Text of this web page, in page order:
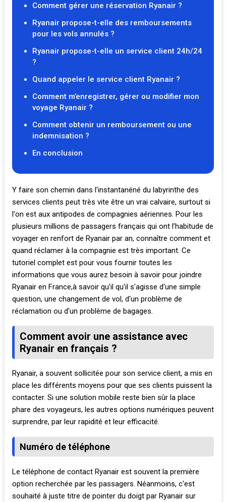
Comment gérer une réservation Ryanair ?
Ryanair propose-t-elle des remboursements
pour les vols annulés ?
Ryanair propose-t-elle un service client 24h/24
?
Quand appeler le service client Ryanair ?
Comment m’enregistrer, gérer ou modifier mon
voyage Ryanair ?
Comment obtenir un remboursement ou une
indemnisation ?
En conclusion
Y faire son chemin dans l'instantanéné du labyrinthe des
services clients peut très vite être un vrai calvaire, surtout si
l'on est aux antipodes de compagnies aériennes. Pour les
plusieurs millions de passagers français qui ont l’habitude de
voyager en renfort de Ryanair par an, connaître comment et
quand réclamer à la compagnie est très important. Ce
tutoriel complet est pour vous fournir toutes les
informations que vous aurez besoin à savoir pour joindre
Ryanair en France,à savoir qu'il qu'il s'agisse d'une simple
question, une changement de vol, d'un problème de
réclamation ou d'un problème de bagages.
Comment avoir une assistance avec
Ryanair en français ?
Ryanair, a souvent sollicitée pour son service client, a mis en
place les différents moyens pour que ses clients puissent la
contacter. Si une solution mobile reste bien sûr la place
phare des voyageurs, les autres options numériques peuvent
surprendre, par leur rapidité et leur efficacité.
Numéro de téléphone
Le téléphone de contact Ryanair est souvent la première
option recherchée par les passagers. Néanmoins, c'est
souhaité à juste titre de pointer du doigt par Ryanair sur